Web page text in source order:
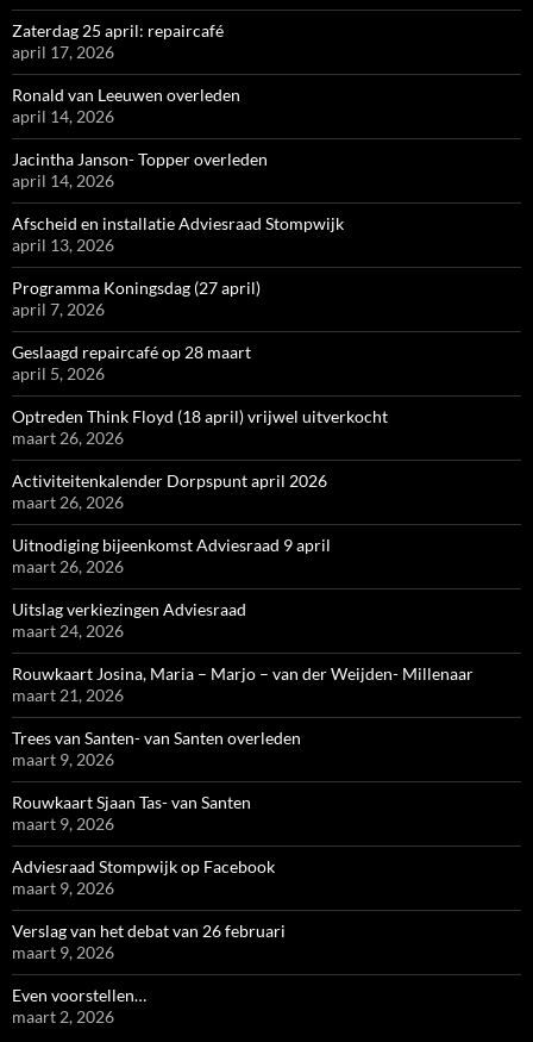
Zaterdag 25 april: repaircafé
april 17, 2026
Ronald van Leeuwen overleden
april 14, 2026
Jacintha Janson- Topper overleden
april 14, 2026
Afscheid en installatie Adviesraad Stompwijk
april 13, 2026
Programma Koningsdag (27 april)
april 7, 2026
Geslaagd repaircafé op 28 maart
april 5, 2026
Optreden Think Floyd (18 april) vrijwel uitverkocht
maart 26, 2026
Activiteitenkalender Dorpspunt april 2026
maart 26, 2026
Uitnodiging bijeenkomst Adviesraad 9 april
maart 26, 2026
Uitslag verkiezingen Adviesraad
maart 24, 2026
Rouwkaart Josina, Maria – Marjo – van der Weijden- Millenaar
maart 21, 2026
Trees van Santen- van Santen overleden
maart 9, 2026
Rouwkaart Sjaan Tas- van Santen
maart 9, 2026
Adviesraad Stompwijk op Facebook
maart 9, 2026
Verslag van het debat van 26 februari
maart 9, 2026
Even voorstellen…
maart 2, 2026